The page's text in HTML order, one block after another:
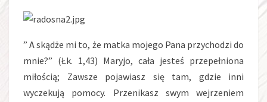
” A skądże mi to, że matka mojego Pana przychodzi do
mnie?” (Łk. 1,43) Maryjo, cała jesteś przepełniona
miłością; Zawsze pojawiasz się tam, gdzie inni
wyczekują pomocy. Przenikasz swym wejrzeniem